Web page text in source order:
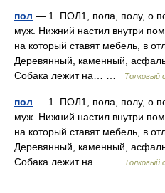
пол — 1. ПОЛ1, пола, полу, о
муж. Нижний настил внутри
на который ставят мебель, в
Деревянный, каменный,
Собака лежит на… …
Толковый
пол — 1. ПОЛ1, пола, полу, о
муж. Нижний настил внутри
на который ставят мебель, в
Деревянный, каменный,
Собака лежит на… …
Толковый